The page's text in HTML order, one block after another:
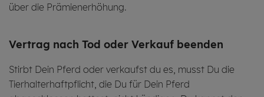
über die Prämienerhöhung.
Ver­trag nach Tod oder Ver­kauf be­en­den
Stirbt Dein Pferd oder verkaufst du es, musst Du die
Tierhalterhaftpflicht, die Du für Dein Pferd